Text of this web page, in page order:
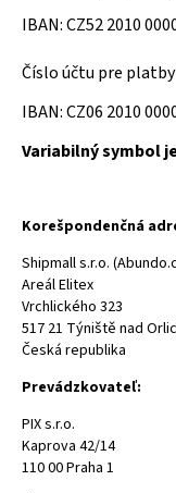
IBAN: CZ52 2010
Číslo účtu pre
IBAN: CZ06 2010
Variabilný symbol
Korešpondenčná
Shipmall s.r.o.
Areál Elitex
Vrchlického 323
517 21 Týniště nad
Česká republika
Prevádzkovateľ:
PIX s.r.o.
Kaprova 42/14
110 00 Praha 1